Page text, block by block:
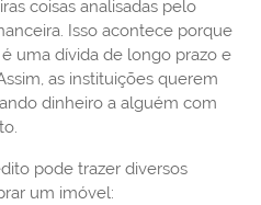
coisas analisadas pelo
Isso acontece porque
uma dívida de longo prazo e
as instituições querem
dinheiro a alguém com
pode trazer diversos
um imóvel: